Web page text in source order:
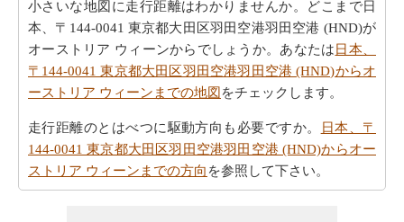
小さいな地図に走行距離はわかりませんか。どこまで日
本、〒144-0041 東京都大田区羽田空港羽田空港 (HND)が
オーストリア ウィーンからでしょうか。あなたは日本、
〒144-0041 東京都大田区羽田空港羽田空港 (HND)からオ
ーストリア ウィーンまでの地図をチェックします。
走行距離のとはべつに駆動方向も必要ですか。
日本、〒
144-0041 東京都大田区羽田空港羽田空港 (HND)からオー
ストリア ウィーンまでの方向 を参照して下さい。